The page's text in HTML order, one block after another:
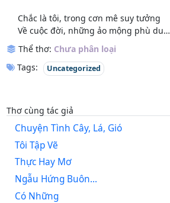
Chắc là tôi, trong cơn mê suy tưởng
Về cuộc đời, những ảo mộng phù du…
Thể thơ: Chưa phân loại
Tags:
Uncategorized
Thơ cùng tác giả
Chuyện Tình Cây, Lá, Gió
Tôi Tập Vẽ
Thực Hay Mơ
Ngẫu Hứng Buôn...
Có Những